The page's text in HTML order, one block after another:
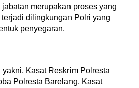
merupakan proses yang
dilingkungan Polri yang
penyegaran.
Kasat Reskrim Polresta
Polresta Barelang, Kasat